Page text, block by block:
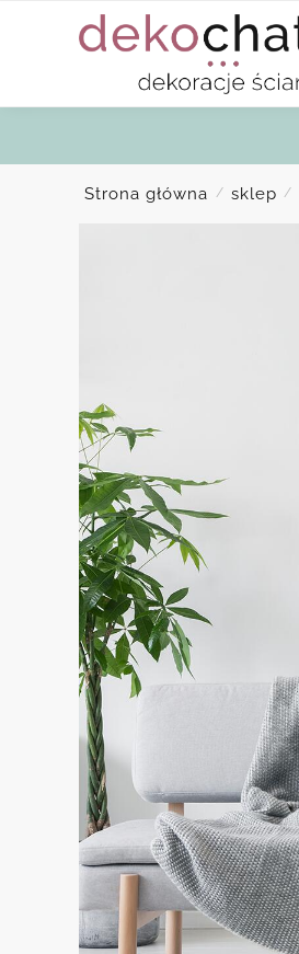
Strona główna / sklep /